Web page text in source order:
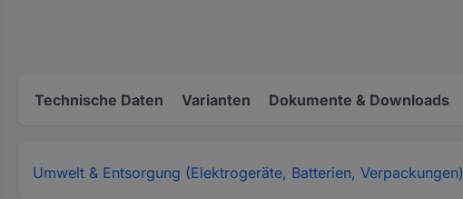
Technische Daten Varianten Dokumente & Downloads
Umwelt & Entsorgung (Elektrogeräte, Batterien, Verpackungen)